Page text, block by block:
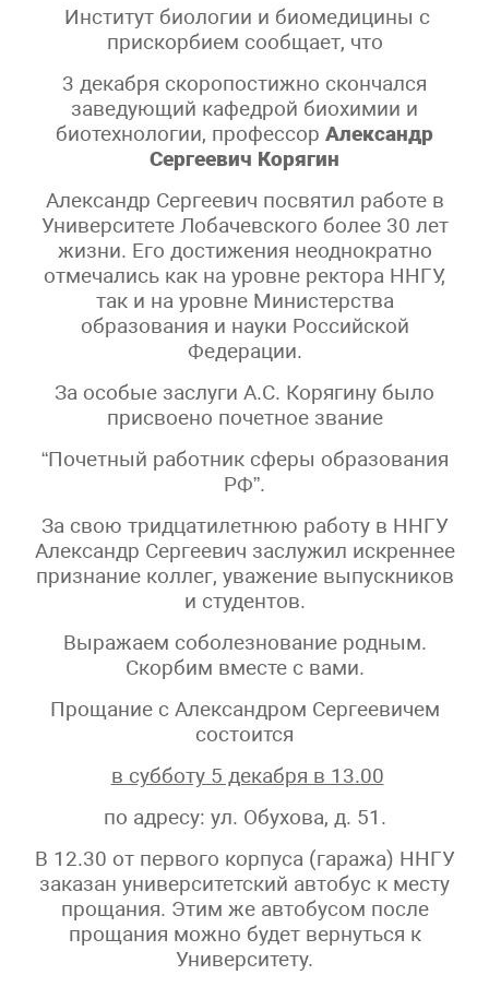
Институт биологии и биомедицины с
прискорбием сообщает, что
3 декабря скоропостижно скончался
заведующий кафедрой биохимии и
биотехнологии, профессор Александр
Сергеевич Корягин
Александр Сергеевич посвятил работе в
Университете Лобачевского более 30 лет
жизни. Его достижения неоднократно
отмечались как на уровне ректора ННГУ,
так и на уровне Министерства
образования и науки Российской
Федерации.
За особые заслуги А.С. Корягину было
присвоено почетное звание
“Почетный работник сферы образования
РФ”.
За свою тридцатилетнюю работу в ННГУ
Александр Сергеевич заслужил искреннее
признание коллег, уважение выпускников
и студентов.
Выражаем соболезнование родным.
Скорбим вместе с вами.
Прощание c Александром Сергеевичем
состоится
в субботу 5 декабря в 13.00
по адресу: ул. Обухова, д. 51.
В 12.30 от первого корпуса (гаража) ННГУ
заказан университетский автобус к месту
прощания. Этим же автобусом после
прощания можно будет вернуться к
Университету.